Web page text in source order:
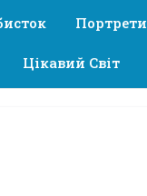
Портрети
Цікавий Світ